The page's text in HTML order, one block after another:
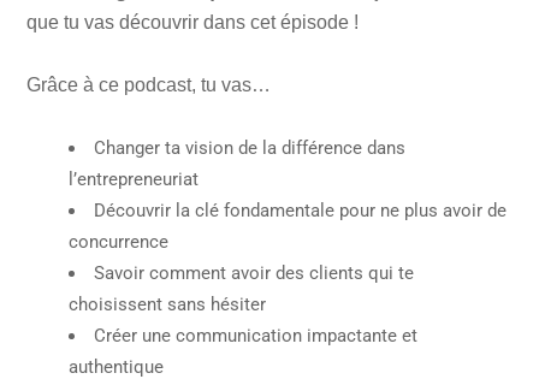
que tu vas découvrir dans cet épisode !
Grâce à ce podcast, tu vas…
Changer ta vision de la différence dans
l’entrepreneuriat
Découvrir la clé fondamentale pour ne plus avoir de
concurrence
Savoir comment avoir des clients qui te
choisissent sans hésiter
Créer une communication impactante et
authentique